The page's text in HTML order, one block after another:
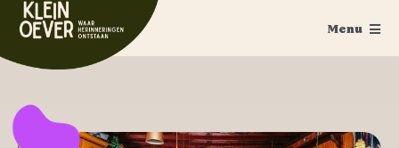
naar
inhoud
Menu
Feesten